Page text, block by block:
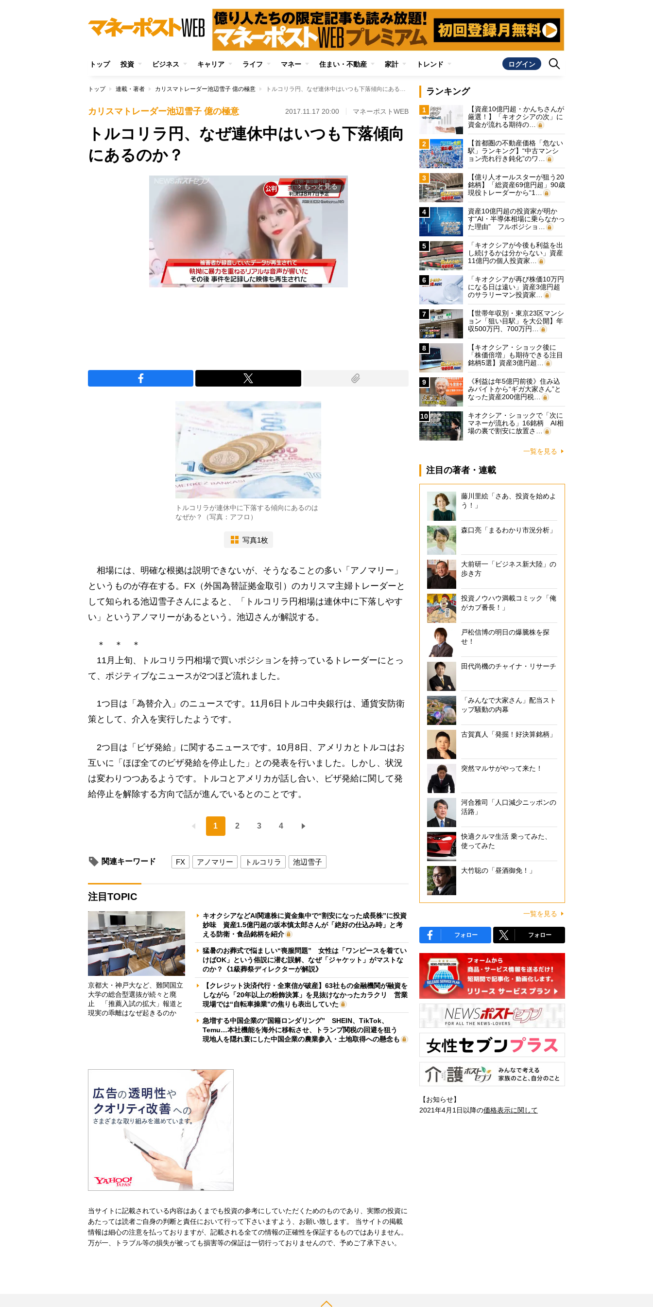
トップ 投資 ビジネス キャリア ライフ マネー 住まい・不動産 家計 トレンド ログイン
トップ 連載・著者 カリスマトレーダー池辺雪子 億の極意 トルコリラ円、なぜ連休中はいつも下落傾向にあるのか？
カリスマトレーダー池辺雪子 億の極意 2017.11.17 20:00 マネーポストWEB
トルコリラ円、なぜ連休中はいつも下落傾向
にあるのか？
arrow_forward_ios もっと見る
トルコリラが連休中に下落する傾向にあるのは
なぜか？（写真：アフロ）
写真1枚
相場には、明確な根拠は説明できないが、そうなることの多い「アノマリー」
というものが存在する。FX（外国為替証拠金取引）のカリスマ主婦トレーダーと
して知られる池辺雪子さんによると、「トルコリラ円相場は連休中に下落しやす
い」というアノマリーがあるという。池辺さんが解説する。
＊ ＊ ＊
11月上旬、トルコリラ円相場で買いポジションを持っているトレーダーにとっ
て、ポジティブなニュースが2つほど流れました。
1つ目は「為替介入」のニュースです。11月6日トルコ中央銀行は、通貨安防衛
策として、介入を実行したようです。
2つ目は「ビザ発給」に関するニュースです。10月8日、アメリカとトルコはお
互いに「ほぼ全てのビザ発給を停止した」との発表を行いました。しかし、状況
は変わりつつあるようです。トルコとアメリカが話し合い、ビザ発給に関して発
給停止を解除する方向で話が進んでいるとのことです。
1 2 3 4
関連キーワード FX アノマリー トルコリラ 池辺雪子
注目TOPIC
京都大・神戸大など、難関国立
大学の総合型選抜が続々と廃
止 「推薦入試の拡大」報道と
現実の乖離はなぜ起きるのか
キオクシアなどAI関連株に資金集中で“割安になった成長株”に投資
妙味 資産1.5億円超の坂本慎太郎さんが「絶好の仕込み時」と考
える防衛・食品銘柄を紹介
猛暑のお葬式で悩ましい“喪服問題” 女性は「ワンピースを着てい
けばOK」という俗説に潜む誤解、なぜ「ジャケット」がマストな
のか？《1級葬祭ディレクターが解説》
【クレジット決済代行・全東信が破産】63社もの金融機関が融資を
しながら「20年以上の粉飾決算」を見抜けなかったカラクリ 営業
現場では“自転車操業”の焦りも表出していた
急増する中国企業の“国籍ロンダリング” SHEIN、TikTok、
Temu…本社機能を海外に移転させ、トランプ関税の回避を狙う
現地人を隠れ蓑にした中国企業の農業参入・土地取得への懸念も
当サイトに記載されている内容はあくまでも投資の参考にしていただくためのものであり、実際の投資に
あたっては読者ご自身の判断と責任において行って下さいますよう、お願い致します。 当サイトの掲載
情報は細心の注意を払っておりますが、記載される全ての情報の正確性を保証するものではありません。
万が一、トラブル等の損失が被っても損害等の保証は一切行っておりませんので、予めご了承下さい。
ランキング
1
【資産10億円超・かんちさんが
厳選！】「キオクシアの次」に
資金が流れる期待の…
2
【首都圏の不動産価格「危ない
駅」ランキング】“中古マンシ
ョン売れ行き鈍化”のワ…
3
【億り人オールスターが狙う20
銘柄】「総資産69億円超」90歳
現役トレーダーから“1…
4
資産10億円超の投資家が明か
す“AI・半導体相場に乗らなかっ
た理由” フルポジショ…
5
「キオクシアが今後も利益を出
し続けるかは分からない」資産
11億円の個人投資家…
6
「キオクシアが再び株価10万円
になる日は遠い」資産3億円超
のサラリーマン投資家…
7
【世帯年収別・東京23区マンシ
ョン「狙い目駅」を大公開】年
収500万円、700万円…
8
【キオクシア・ショック後に
「株価倍増」も期待できる注目
銘柄5選】資産3億円超…
9
《利益は年5億円前後》住み込
みバイトから“ギガ大家さん”と
なった資産200億円税…
10
キオクシア・ショックで「次に
マネーが流れる」16銘柄 AI相
場の裏で割安に放置さ…
一覧を見る
注目の著者・連載
藤川里絵「さあ、投資を始めよ
う！」
森口亮「まるわかり市況分析」
大前研一「ビジネス新大陸」の
歩き方
投資ノウハウ満載コミック「俺
がカブ番長！」
戸松信博の明日の爆騰株を探
せ！
田代尚機のチャイナ・リサーチ
「みんなで大家さん」配当スト
ップ騒動の内幕
古賀真人「発掘！好決算銘柄」
突然マルサがやって来た！
河合雅司「人口減少ニッポンの
活路」
快適クルマ生活 乗ってみた、
使ってみた
大竹聡の「昼酒御免！」
一覧を見る
フォロー フォロー
【お知らせ】
2021年4月1日以降の価格表示に関して